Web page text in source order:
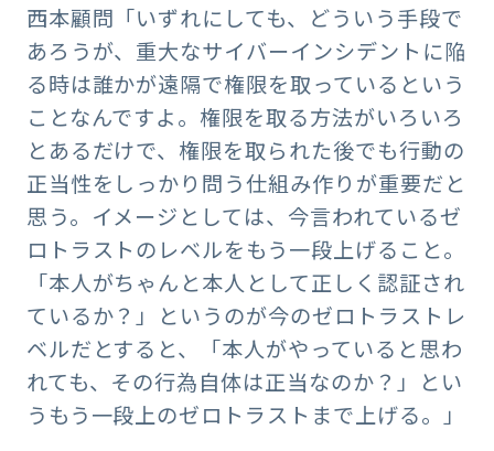
西本顧問「いずれにしても、どういう手段で
あろうが、重大なサイバーインシデントに陥
る時は誰かが遠隔で権限を取っているという
ことなんですよ。権限を取る方法がいろいろ
とあるだけで、権限を取られた後でも行動の
正当性をしっかり問う仕組み作りが重要だと
思う。イメージとしては、今言われているゼ
ロトラストのレベルをもう一段上げること。
「本人がちゃんと本人として正しく認証され
ているか？」というのが今のゼロトラストレ
ベルだとすると、「本人がやっていると思わ
れても、その行為自体は正当なのか？」とい
うもう一段上のゼロトラストまで上げる。」